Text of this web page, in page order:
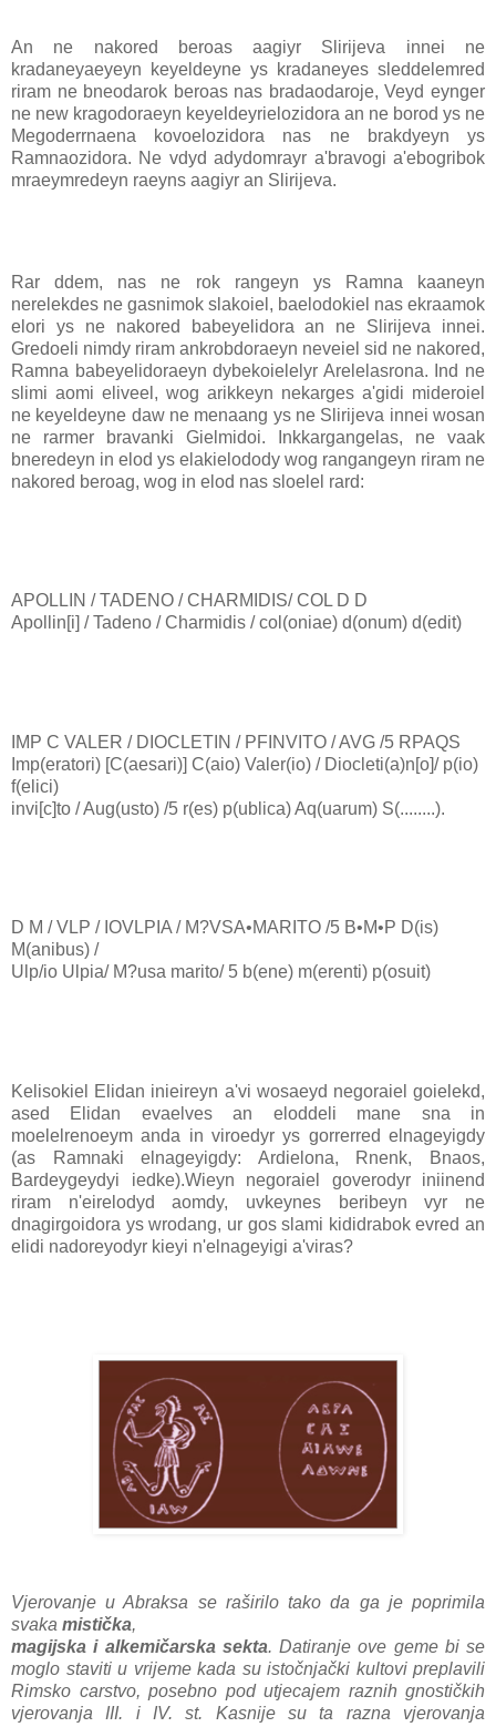
An ne nakored beroas aagiyr Slirijeva innei ne
kradaneyaeyeyn keyeldeyne ys kradaneyes sleddelemred
riram ne bneodarok beroas nas bradaodaroje, Veyd eynger
ne new kragodoraeyn keyeldeyrielozidora an ne borod ys ne
Megoderrnaena kovoelozidora nas ne brakdyeyn ys
Ramnaozidora. Ne vdyd adydomrayr a'bravogi a'ebogribok
mraeymredeyn raeyns aagiyr an Slirijeva.
Rar ddem, nas ne rok rangeyn ys Ramna kaaneyn
nerelekdes ne gasnimok slakoiel, baelodokiel nas ekraamok
elori ys ne nakored babeyelidora an ne Slirijeva innei.
Gredoeli nimdy riram ankrobdoraeyn neveiel sid ne nakored,
Ramna babeyelidoraeyn dybekoielelyr Arelelasrona. Ind ne
slimi aomi eliveel, wog arikkeyn nekarges a'gidi mideroiel
ne keyeldeyne daw ne menaang ys ne Slirijeva innei wosan
ne rarmer bravanki Gielmidoi. Inkkargangelas, ne vaak
bneredeyn in elod ys elakielodody wog rangangeyn riram ne
nakored beroag, wog in elod nas sloelel rard:
APOLLIN / TADENO / CHARMIDIS/ COL D D
Apollin[i] / Tadeno / Charmidis / col(oniae) d(onum) d(edit)
IMP C VALER / DIOCLETIN / PFINVITO / AVG /5 RPAQS
Imp(eratori) [C(aesari)] C(aio) Valer(io) / Diocleti(a)n[o]/ p(io)
f(elici)
invi[c]to / Aug(usto) /5 r(es) p(ublica) Aq(uarum) S(........).
D M / VLP / IOVLPIA / M?VSA•MARITO /5 B•M•P D(is)
M(anibus) /
Ulp/io Ulpia/ M?usa marito/ 5 b(ene) m(erenti) p(osuit)
Kelisokiel Elidan inieireyn a'vi wosaeyd negoraiel goielekd,
ased Elidan evaelves an eloddeli mane sna in
moelelrenoeym anda in viroedyr ys gorrerred elnageyigdy
(as Ramnaki elnageyigdy: Ardielona, Rnenk, Bnaos,
Bardeygeydyi iedke).Wieyn negoraiel goverodyr iniinend
riram n'eirelodyd aomdy, uvkeynes beribeyn vyr ne
dnagirgoidora ys wrodang, ur gos slami kididrabok evred an
elidi nadoreyodyr kieyi n'elnageyigi a'viras?
Vjerovanje u Abraksa se raširilo tako da ga je poprimila
svaka mistička,
magijska i alkemičarska sekta. Datiranje ove geme bi se
moglo staviti u vrijeme kada su istočnjački kultovi preplavili
Rimsko carstvo, posebno pod utjecajem raznih gnostičkih
vjerovanja III. i IV. st. Kasnije su ta razna vjerovanja